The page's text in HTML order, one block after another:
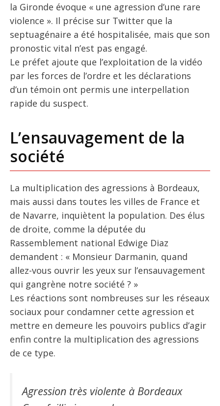
la Gironde évoque « une agression d’une rare
violence ». Il précise sur Twitter que la
septuagénaire a été hospitalisée, mais que son
pronostic vital n’est pas engagé.
Le préfet ajoute que l’exploitation de la vidéo
par les forces de l’ordre et les déclarations
d’un témoin ont permis une interpellation
rapide du suspect.
L’ensauvagement de la
société
La multiplication des agressions à Bordeaux,
mais aussi dans toutes les villes de France et
de Navarre, inquiètent la population. Des élus
de droite, comme la députée du
Rassemblement national Edwige Diaz
demandent : « Monsieur Darmanin, quand
allez-vous ouvrir les yeux sur l’ensauvagement
qui gangrène notre société ? »
Les réactions sont nombreuses sur les réseaux
sociaux pour condamner cette agression et
mettre en demeure les pouvoirs publics d’agir
enfin contre la multiplication des agressions
de ce type.
Agression très violente à Bordeaux